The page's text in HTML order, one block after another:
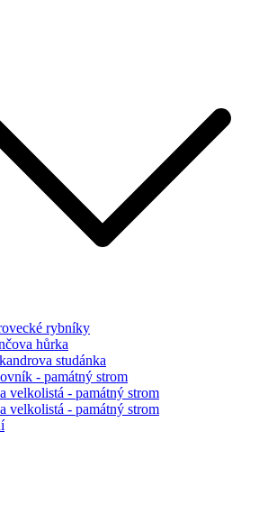
rybníky
hůrka
studánka
- památný strom
velkolistá - památný strom
velkolistá - památný strom